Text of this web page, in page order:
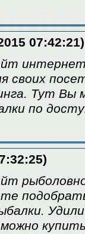
07:42:21)
своих
Тут Вы
по
можно